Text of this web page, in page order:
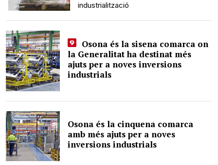
industrialització
Osona és la sisena comarca on
la Generalitat ha destinat més
ajuts per a noves inversions
industrials
Osona és la cinquena comarca
amb més ajuts per a noves
inversions industrials